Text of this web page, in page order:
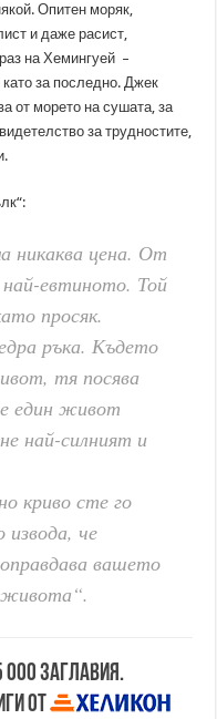
Опитен моряк,
и даже расист,
на Хемингуей –
за последно. Джек
от морето на сушата, за
за трудностите,
никаква цена. От
евтиното. Той
просяк.
ръка. Където
тя посява
един живот
най-силният и
криво сте го
извода, че
вашето
живота“.
000 заглавия.
от